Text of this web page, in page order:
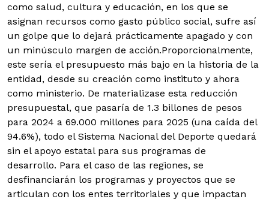
como salud, cultura y educación, en los que se
asignan recursos como gasto público social, sufre así
un golpe que lo dejará prácticamente apagado y con
un minúsculo margen de acción.Proporcionalmente,
este sería el presupuesto más bajo en la historia de la
entidad, desde su creación como instituto y ahora
como ministerio. De materializase esta reducción
presupuestal, que pasaría de 1.3 billones de pesos
para 2024 a 69.000 millones para 2025 (una caída del
94.6%), todo el Sistema Nacional del Deporte quedará
sin el apoyo estatal para sus programas de
desarrollo. Para el caso de las regiones, se
desfinanciarán los programas y proyectos que se
articulan con los entes territoriales y que impactan